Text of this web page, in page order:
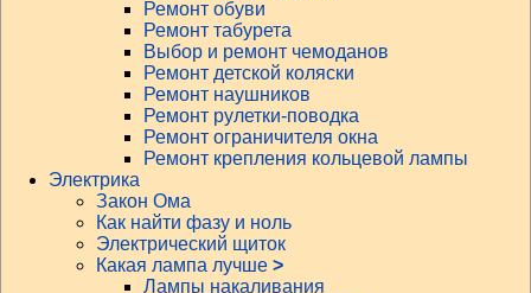
Ремонт обуви
Ремонт табурета
Выбор и ремонт чемоданов
Ремонт детской коляски
Ремонт наушников
Ремонт рулетки-поводка
Ремонт ограничителя окна
Ремонт крепления кольцевой лампы
Электрика
Закон Ома
Как найти фазу и ноль
Электрический щиток
Какая лампа лучше >
Лампы накаливания